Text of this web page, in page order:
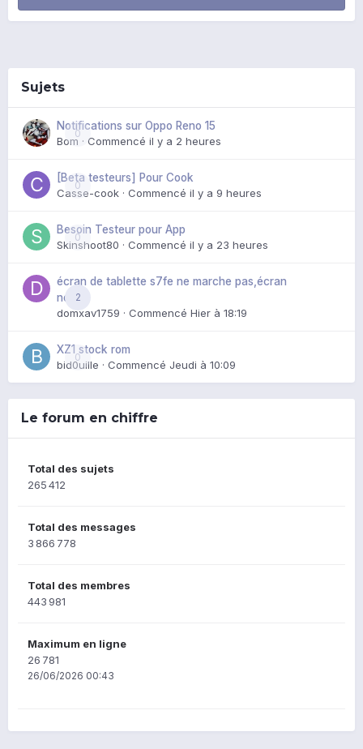
Sujets
0
Notifications sur Oppo Reno 15
Bom · Commencé il y a 2 heures
0
[Beta testeurs] Pour Cook
Casse-cook · Commencé il y a 9 heures
0
Besoin Testeur pour App
Skinshoot80 · Commencé il y a 23 heures
2
écran de tablette s7fe ne marche pas,écran
noir
domxav1759 · Commencé Hier à 18:19
0
XZ1 stock rom
bid0uille · Commencé Jeudi à 10:09
Le forum en chiffre
Total des sujets
265 412
Total des messages
3 866 778
Total des membres
443 981
Maximum en ligne
26 781
26/06/2026 00:43